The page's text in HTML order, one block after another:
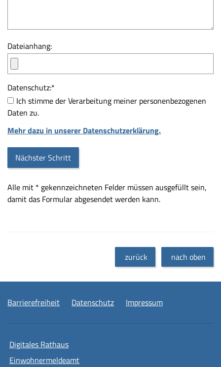
Dateianhang:
Datenschutz:*
Ich stimme der Verarbeitung meiner personenbezogenen
Daten zu.
Mehr dazu in unserer Datenschutzerklärung.
Alle mit * gekennzeichneten Felder müssen ausgefüllt sein,
damit das Formular abgesendet werden kann.
zurück nach oben
Barrierefreiheit Datenschutz Impressum
Digitales Rathaus
Einwohnermeldeamt